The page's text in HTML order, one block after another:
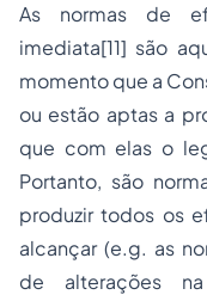
As normas de
imediata[11] são
momento que a
ou estão aptas a
que com elas o
Portanto, são
produzir todos os
alcançar (e.g. as
de alterações